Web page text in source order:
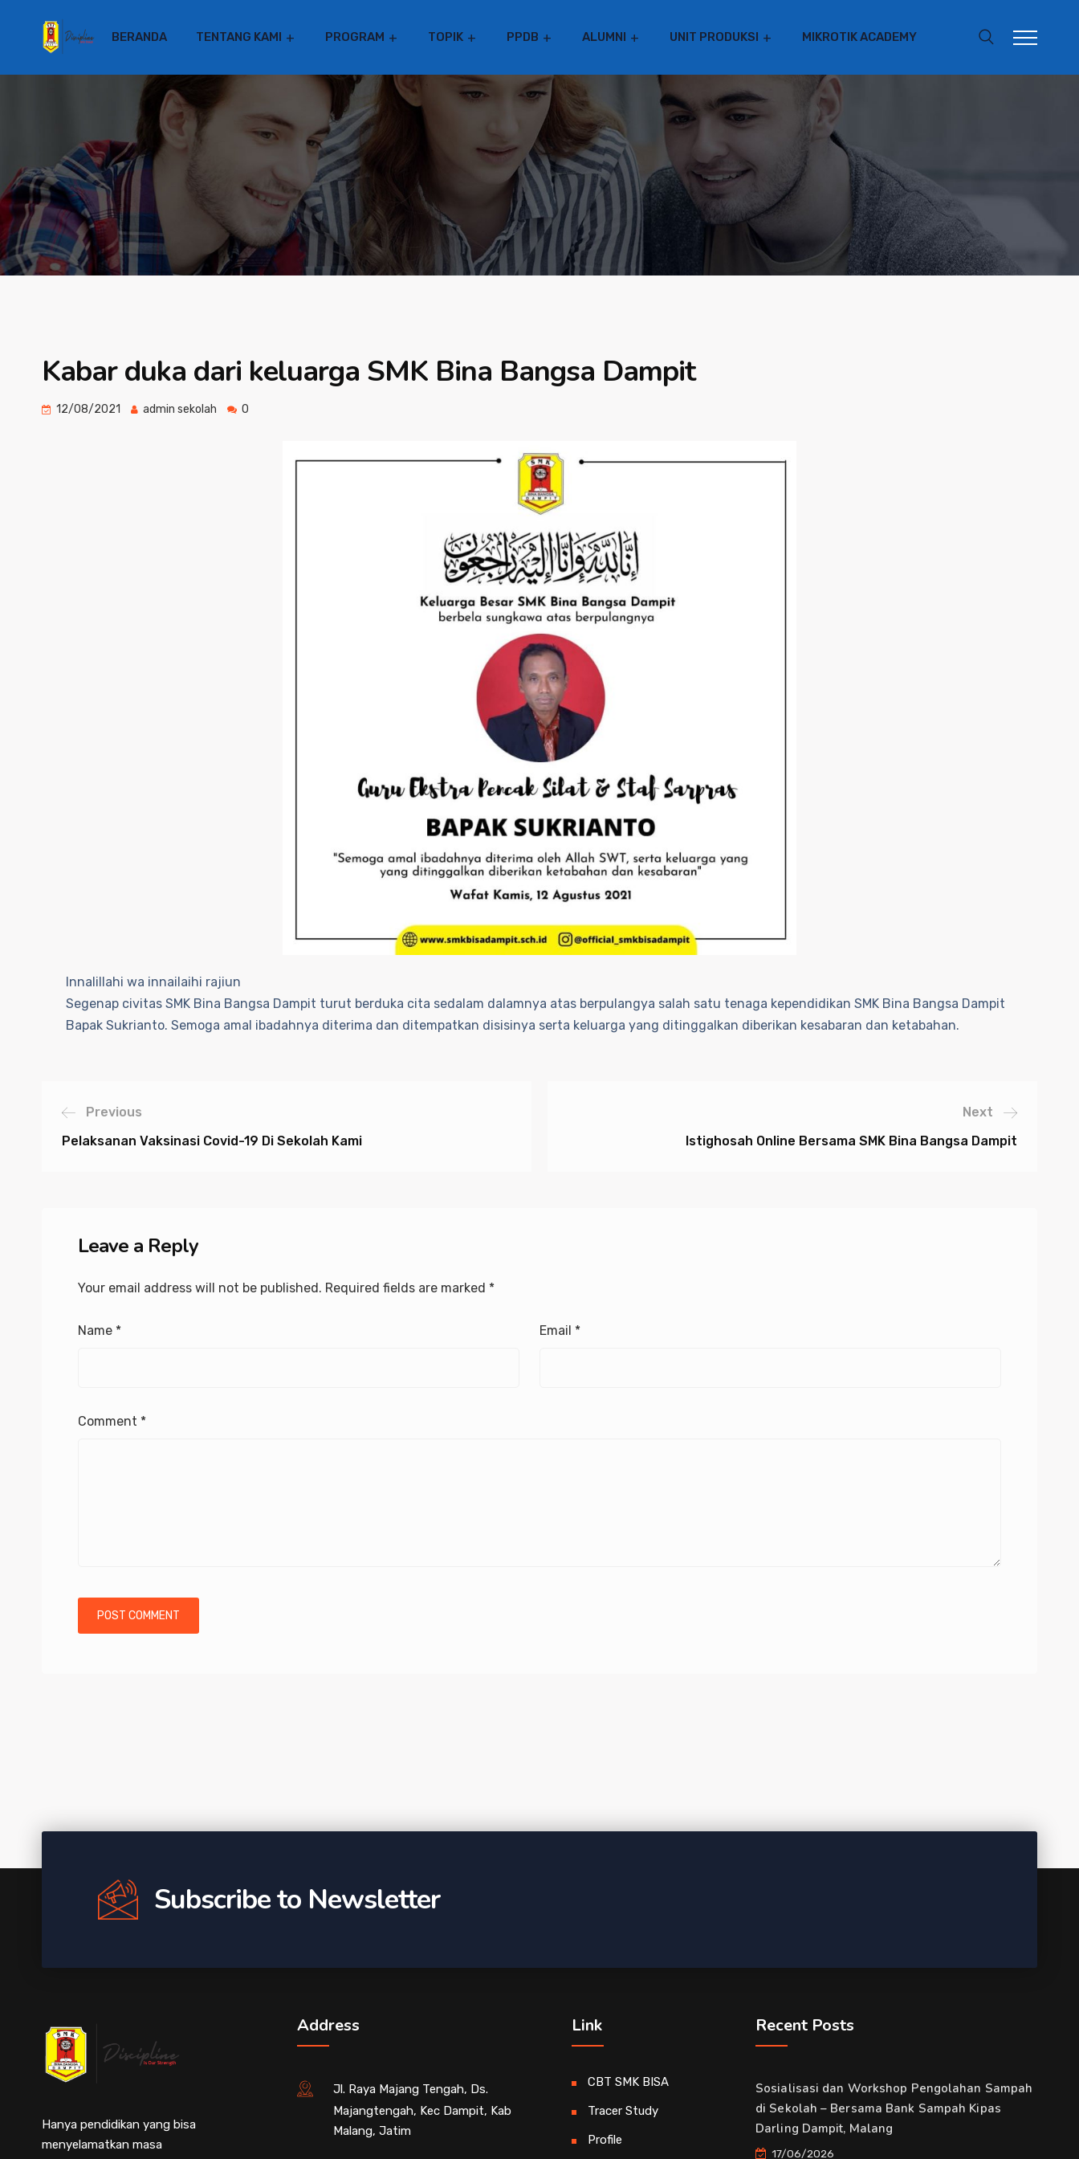
BERANDA TENTANG KAMI PROGRAM TOPIK PPDB ALUMNI UNIT PRODUKSI MIKROTIK ACADEMY
Kabar duka dari keluarga SMK Bina Bangsa Dampit
12/08/2021 admin sekolah 0
Innalillahi wa innailaihi rajiun
Segenap civitas SMK Bina Bangsa Dampit turut berduka cita sedalam dalamnya atas berpulangya salah satu tenaga kependidikan SMK Bina Bangsa Dampit
Bapak Sukrianto. Semoga amal ibadahnya diterima dan ditempatkan disisinya serta keluarga yang ditinggalkan diberikan kesabaran dan ketabahan.
Previous
Pelaksanan Vaksinasi Covid-19 Di Sekolah Kami
Next
Istighosah Online Bersama SMK Bina Bangsa Dampit
Leave a Reply
Your email address will not be published. Required fields are marked *
Name * Email *
Comment *
Subscribe to Newsletter
Hanya pendidikan yang bisa
menyelamatkan masa
Address
Jl. Raya Majang Tengah, Ds.
Majangtengah, Kec Dampit, Kab
Malang, Jatim
Link
CBT SMK BISA
Tracer Study
Profile
Recent Posts
Sosialisasi dan Workshop Pengolahan Sampah
di Sekolah – Bersama Bank Sampah Kipas
Darling Dampit, Malang
17/06/2026